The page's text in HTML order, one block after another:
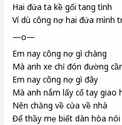
Hai đứa ta kề gối tang tình
Ví dù công nợ hai đứa mình
—o—
Em nay công nợ gì chàng
Mà anh xe chỉ đón đường
Em nay công nợ gì đây
Mà anh nắm lấy cổ tay giao
Nên chăng về cửa về nhà
Để thầy mẹ biết dàn hòa nói